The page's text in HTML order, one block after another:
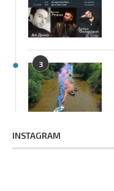
3
INSTAGRAM